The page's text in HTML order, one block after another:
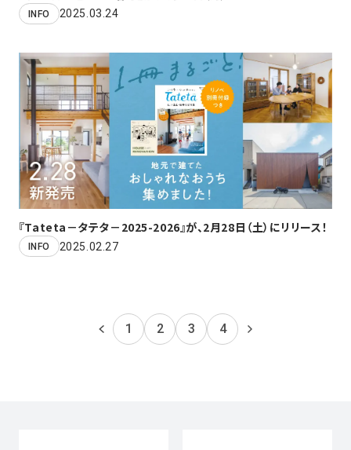
INFO 2025.03.24
『Tateta－タテタ－2025-2026』が、2月28日（土）にリリース！
INFO 2025.02.27
1 2 3 4